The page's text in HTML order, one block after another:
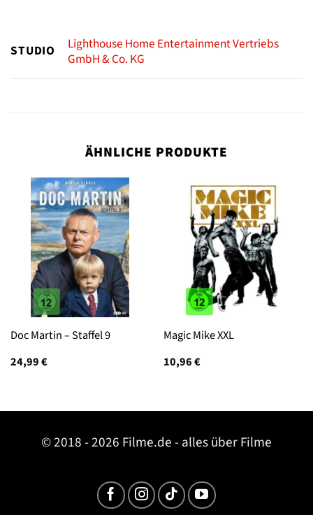
STUDIO
Lighthouse Home Entertainment Vertriebs
GmbH & Co. KG
ÄHNLICHE PRODUKTE
Doc Martin – Staffel 9
24,99€
Magic Mike XXL
10,96€
© 2018 - 2026 Filme.de - alles über Filme